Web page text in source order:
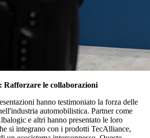
le collaborazioni
hanno testimoniato la forza delle
automobilistica. Partner come
e altri hanno presentato le loro
si integrano con i prodotti TecAlliance,